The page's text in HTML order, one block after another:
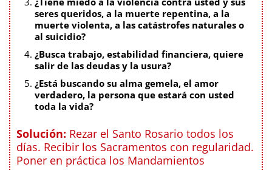
seres queridos, a la muerte repentina, a la
muerte violenta, a las catástrofes naturales o
al suicidio?
¿Busca trabajo, estabilidad financiera, quiere
salir de las deudas y la usura?
¿Está buscando su alma gemela, el amor
verdadero, la persona que estará con usted
toda la vida?
Solución: Rezar el Santo Rosario todos los
días. Recibir los Sacramentos con regularidad.
Poner en práctica los Mandamientos